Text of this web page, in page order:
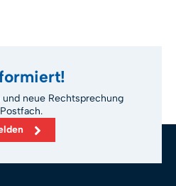
neue Rechtsprechung